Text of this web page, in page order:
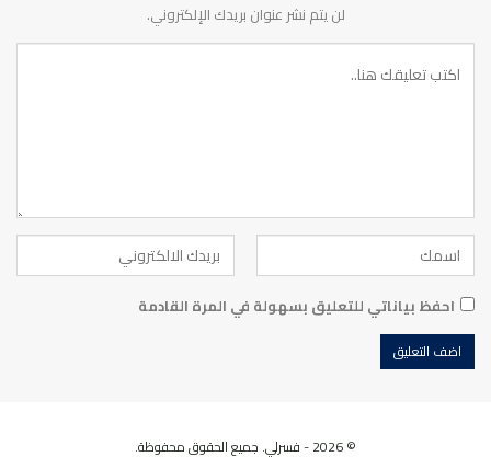
لن يتم نشر عنوان بريدك الإلكتروني.
احفظ بياناتي للتعليق بسهولة في المرة القادمة
© 2026 - فسرلي. جميع الحقوق محفوظة.